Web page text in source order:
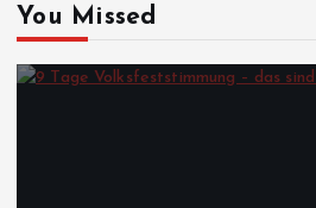
You Missed